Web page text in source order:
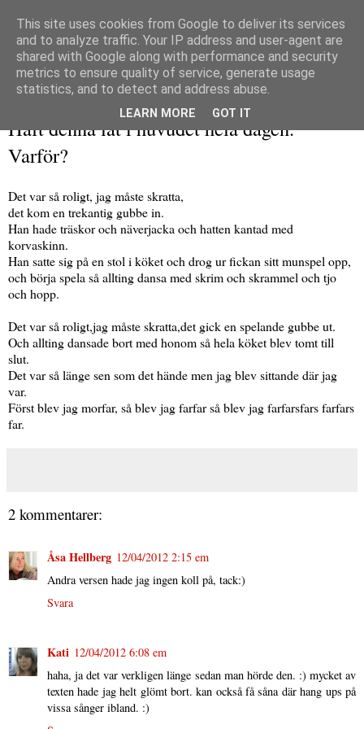
Haft denna låt i huvudet hela dagen.
Varför?
Det var så roligt, jag måste skratta,
det kom en trekantig gubbe in.
Han hade träskor och näverjacka och hatten kantad med
korvaskinn.
Han satte sig på en stol i köket och drog ur fickan sitt munspel opp,
och börja spela så allting dansa med skrim och skrammel och tjo
och hopp.
Det var så roligt,jag måste skratta,det gick en spelande gubbe ut.
Och allting dansade bort med honom så hela köket blev tomt till
slut.
Det var så länge sen som det hände men jag blev sittande där jag
var.
Först blev jag morfar, så blev jag farfar så blev jag farfarsfars farfars
far.
2 kommentarer:
Åsa Hellberg 12/04/2012 2:15 em
Andra versen hade jag ingen koll på, tack:)
Svara
Kati 12/04/2012 6:08 em
haha, ja det var verkligen länge sedan man hörde den. :) mycket av
texten hade jag helt glömt bort. kan också få såna där hang ups på
vissa sånger ibland. :)
This site uses cookies from Google to deliver its services
and to analyze traffic. Your IP address and user-agent are
shared with Google along with performance and security
metrics to ensure quality of service, generate usage
statistics, and to detect and address abuse.
LEARN MORE GOT IT